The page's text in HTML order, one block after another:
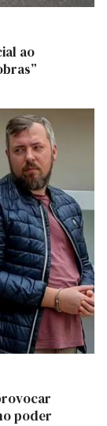
ao
poder